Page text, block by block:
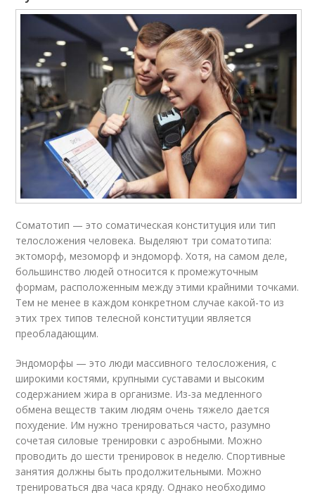
Соматотип — это соматическая конституция или тип
телосложения человека. Выделяют три соматотипа:
эктоморф, мезоморф и эндоморф. Хотя, на самом деле,
большинство людей относится к промежуточным
формам, расположенным между этими крайними точками.
Тем не менее в каждом конкретном случае какой-то из
этих трех типов телесной конституции является
преобладающим.
Эндоморфы — это люди массивного телосложения, с
широкими костями, крупными суставами и высоким
содержанием жира в организме. Из-за медленного
обмена веществ таким людям очень тяжело дается
похудение. Им нужно тренироваться часто, разумно
сочетая силовые тренировки с аэробными. Можно
проводить до шести тренировок в неделю. Спортивные
занятия должны быть продолжительными. Можно
тренироваться два часа кряду. Однако необходимо